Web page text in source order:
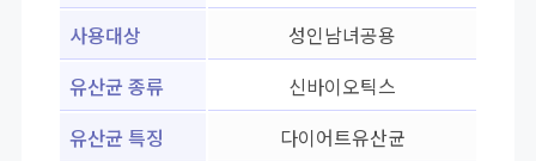
사용대상
성인남녀공용
유산균 종류
신바이오틱스
유산균 특징
다이어트유산균